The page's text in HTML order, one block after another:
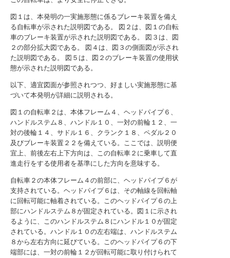
図１は、本発明の一実施形態に係るブレーキ装置を備え
る自転車が示された説明図である。
図２は、図１の自転
車のブレーキ装置が示された説明図である。
図３は、図
２の部分拡大図である。
図４は、図３の側面図が示され
た説明図である。
図５は、図２のブレーキ装置の使用状
態が示された説明図である。
以下、適宜図面が参照されつつ、好ましい実施形態に基
づいて本発明が詳細に説明される。
図１の自転車２は、本体フレーム４、ヘッドパイプ６、
ハンドルステム８、ハンドル１０、一対の前輪１２、一
対の後輪１４、サドル１６、クランク１８、ペダル２０
及びブレーキ装置２２を備えている。ここでは、説明便
宜上、前後左右上下方向は、この自転車２に乗車して直
進走行をする使用者を基準にした方向を意味する。
自転車２の本体フレーム４の前部に、ヘッドパイプ６が
支持されている。ヘッドパイプ６は、その軸線を回転軸
に回転可能に軸着されている。このヘッドパイプ６の上
部にハンドルステム８が固定されている。図１に示され
るように、このハンドルステム８にハンドル１０が固定
されている。ハンドル１０の左右端は、ハンドルステム
８から左右方向に延びている。このヘッドパイプ６の下
端部には、一対の前輪１２が回転可能に取り付けられて